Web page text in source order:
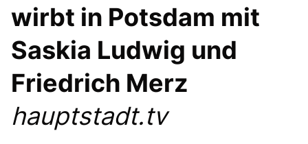
VITA
WAHLKREISBESUCHE
PRESSEFOTOS
MEIN BÜRGERBÜRO
MEIN WAHLKREIS
ZIELE
wirbt in Potsdam mit
Saskia Ludwig und
Friedrich Merz
hauptstadt.tv